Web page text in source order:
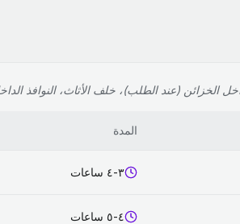
(عند الطلب)، خلف الأثاث، النوافذ
المدة
٣-٤ ساعات
٤-٥ ساعات